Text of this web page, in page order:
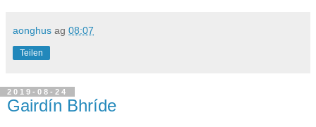
aonghus ag 08:07
Teilen
2019-08-24
Gairdín Bhríde